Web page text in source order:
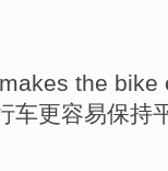
makes the bike
车更容易保持